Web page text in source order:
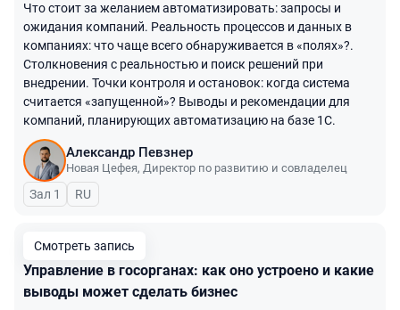
Что стоит за желанием автоматизировать: запросы и
ожидания компаний. Реальность процессов и данных в
компаниях: что чаще всего обнаруживается в «полях»?.
Столкновения с реальностью и поиск решений при
внедрении. Точки контроля и остановок: когда система
считается «запущенной»? Выводы и рекомендации для
компаний, планирующих автоматизацию на базе 1С.
Александр Певзнер
Новая Цефея, Директор по развитию и совладелец
Зал 1 На русском языке
RU
Смотреть запись
Управление в госорганах: как оно устроено и какие
выводы может сделать бизнес